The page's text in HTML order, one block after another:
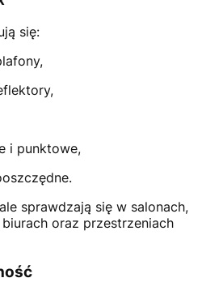
się:
i punktowe,
sprawdzają się w salonach,
oraz przestrzeniach